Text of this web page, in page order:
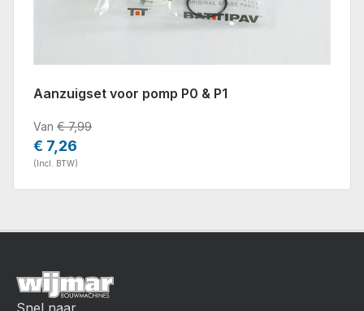
Aanzuigset voor pomp P0 & P1
Van € 7,99
€ 7,26
(Incl. BTW)